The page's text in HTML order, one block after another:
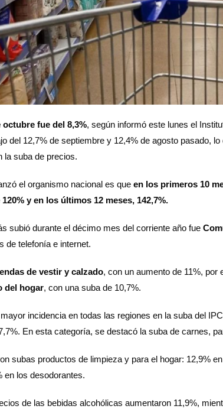
fue del 8,3%, según informó este lunes el
del 12,7% de septiembre y 12,4% de agosto pasado,
la suba de precios.
el organismo nacional es que en los primeros 10
y en los últimos 12 meses, 142,7%.
subió durante el décimo mes del corriente año fue
de telefonía e internet.
de vestir y calzado, con un aumento de 11%, por
del hogar, con una suba de 10,7%.
incidencia en todas las regiones en la suba del
En esta categoría, se destacó la suba de carnes,
subas productos de limpieza y para el hogar: 12,9%
en los desodorantes.
de las bebidas alcohólicas aumentaron 11,9%,